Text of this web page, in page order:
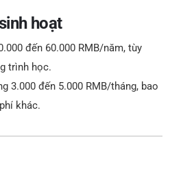
hoạt
đến 60.000 RMB/năm, tùy
trình học.
3.000 đến 5.000 RMB/tháng, bao
khác.